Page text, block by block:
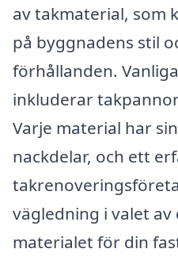
av takmaterial, som
på byggnadens stil
förhållanden.
inkluderar
Varje material har
nackdelar, och ett
vägledning i valet
materialet för din